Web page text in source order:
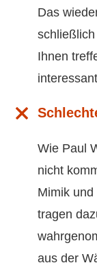
Das
Ihnen
Wie Paul
nicht
Mimik
tragen
aus der